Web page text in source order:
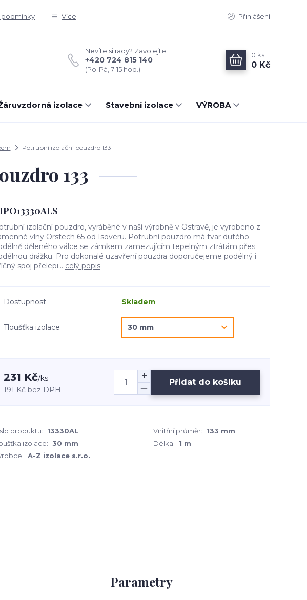
Více Přihlášení
Nevíte si rady? Zavolejte.
+420 724 815 140
(Po-Pá, 7-15 hod.)
0 ks
0 Kč
izolace Stavební izolace VÝROBA
Potrubní izolační pouzdro 133
133
izolační pouzdro, vyráběné v naší výrobně v Ostravě, je vyrobeno z
vlny Orstech 65 od Isoveru. Potrubní pouzdro má tvar dutého
děleného válce se zámkem zamezujícím tepelným ztrátám přes
drážku. Pro dokonalé uzavření pouzdra doporučejeme podélný i
spoj přelepi... celý popis
Dostupnost Skladem
Tloušťka izolace
231 Kč/ks
191 Kč bez DPH
Přidat do košíku
produktu: 13330AL Vnitřní průměr:
133 mm
izolace: 30 mm Délka:
1 m
A-Z izolace s.r.o.
Parametry